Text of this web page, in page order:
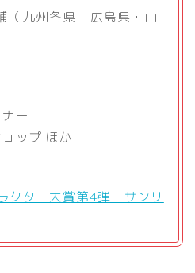
（九州各県・広島県・山
ー
ップ ほか
クター大賞第4弾｜サンリ